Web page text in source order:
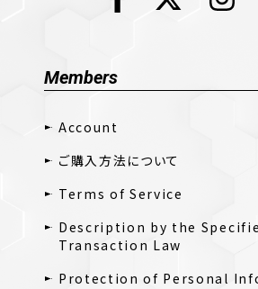
Members
Account
ご購入方法について
Terms of Service
Description by the
Transaction Law
Protection of Personal